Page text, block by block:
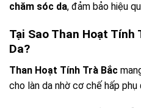
chăm sóc da, đảm bảo hiệu
Tại Sao Than Hoạt Tính
Da?
Than Hoạt Tính Trà Bắc
cho làn da nhờ cơ chế hấp phụ